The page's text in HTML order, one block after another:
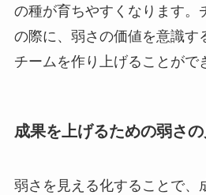
の種が育ちやすくなります。
の際に、弱さの価値を意識す
チームを作り上げることがで
成果を上げるための弱さ
弱さを見える化することで、